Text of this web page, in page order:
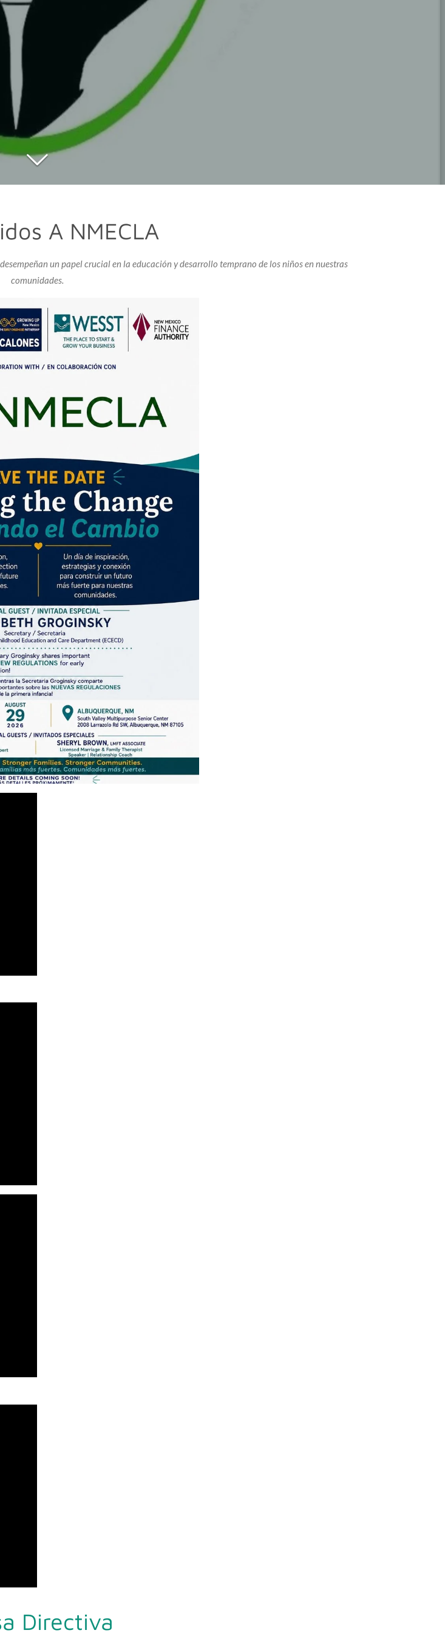
A NMECLA
un papel crucial en la educación y desarrollo temprano de los niños en nuestras
comunidades.
Directiva